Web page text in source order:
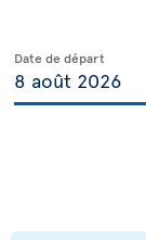
Date de départ